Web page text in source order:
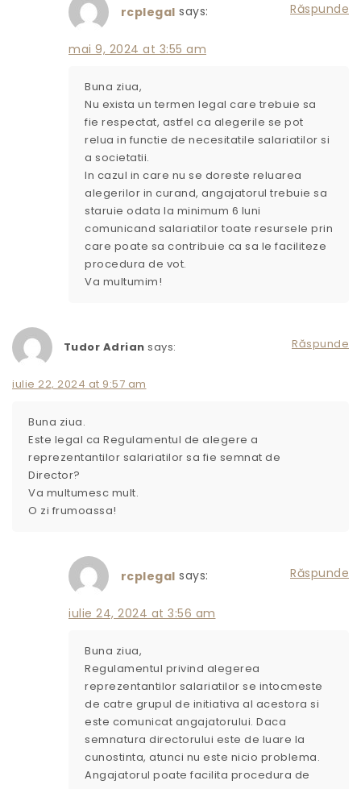
Răspunde
rcplegal says:
mai 9, 2024 at 3:55 am
Buna ziua,
Nu exista un termen legal care trebuie sa
fie respectat, astfel ca alegerile se pot
relua in functie de necesitatile salariatilor si
a societatii.
In cazul in care nu se doreste reluarea
alegerilor in curand, angajatorul trebuie sa
staruie odata la minimum 6 luni
comunicand salariatilor toate resursele prin
care poate sa contribuie ca sa le faciliteze
procedura de vot.
Va multumim!
Răspunde
Tudor Adrian says:
iulie 22, 2024 at 9:57 am
Buna ziua.
Este legal ca Regulamentul de alegere a
reprezentantilor salariatilor sa fie semnat de
Director?
Va multumesc mult.
O zi frumoassa!
Răspunde
rcplegal says:
iulie 24, 2024 at 3:56 am
Buna ziua,
Regulamentul privind alegerea
reprezentantilor salariatilor se intocmeste
de catre grupul de initiativa al acestora si
este comunicat angajatorului. Daca
semnatura directorului este de luare la
cunostinta, atunci nu este nicio problema.
Angajatorul poate facilita procedura de